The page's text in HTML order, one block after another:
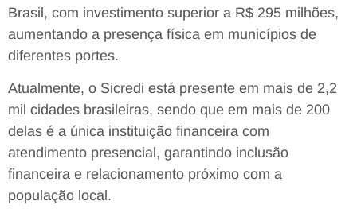
Brasil, com investimento superior a R$ 295 milhões,
aumentando a presença física em municípios de
diferentes portes.
Atualmente, o Sicredi está presente em mais de 2,2
mil cidades brasileiras, sendo que em mais de 200
delas é a única instituição financeira com
atendimento presencial, garantindo inclusão
financeira e relacionamento próximo com a
população local.